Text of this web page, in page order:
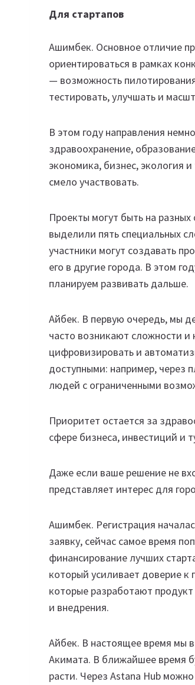
Для стартапов
Ашимбек. Основное отличие
ориентироваться в рамках
— возможность
тестировать, улучшать и
В этом году направления
здравоохранение,
экономика, бизнес, экология
смело участвовать.
Проекты могут быть на
выделили пять специальных
участники могут создавать
его в другие города. В этом
планируем развивать дальше.
Айбек. В первую очередь, мы
часто возникают сложности
цифровизировать и
доступными: например, через
людей с ограниченными
Приоритет остается за
сфере бизнеса, инвестиций и
Даже если ваше решение не
представляет интерес для
Ашимбек. Регистрация
заявку, сейчас самое время
финансирование лучших
который усиливает доверие
которые разработают
и внедрения.
Айбек. В настоящее время мы
Акимата. В ближайшее время
расти. Через Astana Hub